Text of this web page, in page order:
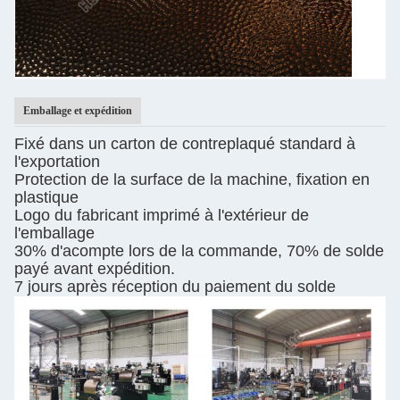
Emballage et expédition
Fixé dans un carton de contreplaqué standard à
l'exportation
Protection de la surface de la machine, fixation en
plastique
Logo du fabricant imprimé à l'extérieur de
l'emballage
30% d'acompte lors de la commande, 70% de solde
payé avant expédition.
7 jours après réception du paiement du solde